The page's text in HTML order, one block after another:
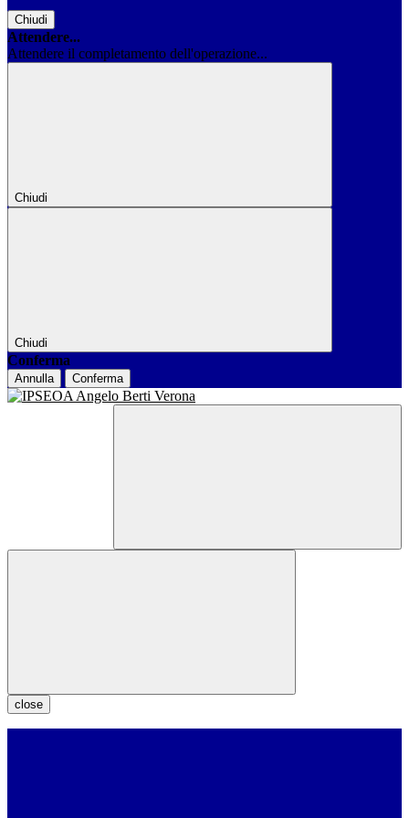
Chiudi
Attendere...
Attendere il completamento dell'operazione...
Chiudi
Chiudi
Conferma
Annulla Conferma
close